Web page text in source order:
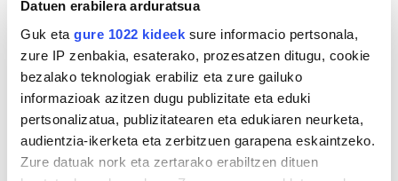
Datuen erabilera arduratsua
Guk eta gure 1022 kideek sure informacio pertsonala,
zure IP zenbakia, esaterako, prozesatzen ditugu, cookie
bezalako teknologiak erabiliz eta zure gailuko
informazioak azitzen dugu publizitate eta eduki
pertsonalizatua, publizitatearen eta edukiaren neurketa,
audientzia-ikerketa eta zerbitzuen garapena eskaintzeko.
Zure datuak nork eta zertarako erabiltzen dituen
egingo dute
3